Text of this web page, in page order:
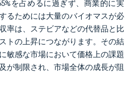
を占めるに過ぎず、商業的に実
るためには大量のバイオマスが必
率は、ステビアなどの代替品と比
トの上昇につながります。その結
敏感な市場において価格上の課題
が制限され、市場全体の成長が阻